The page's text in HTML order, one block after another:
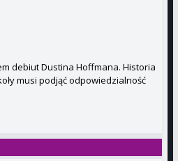
debiut Dustina Hoffmana. Historia
musi podjąć odpowiedzialność